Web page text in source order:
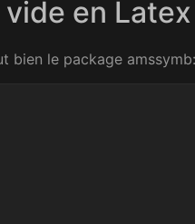
en Latex
bien le package amssymb: